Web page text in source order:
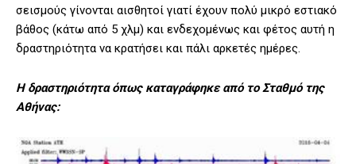
σεισμούς γίνονται αισθητοί γιατί έχουν πολύ μικρό εστιακό
βάθος (κάτω από 5 χλμ) και ενδεχομένως και φέτος αυτή η
δραστηριότητα να κρατήσει και πάλι αρκετές ημέρες.
Η δραστηριότητα όπως καταγράφηκε από το Σταθμό της
Αθήνας: